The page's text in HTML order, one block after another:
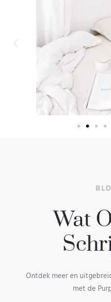
Wat
Ontdek meer en
met de